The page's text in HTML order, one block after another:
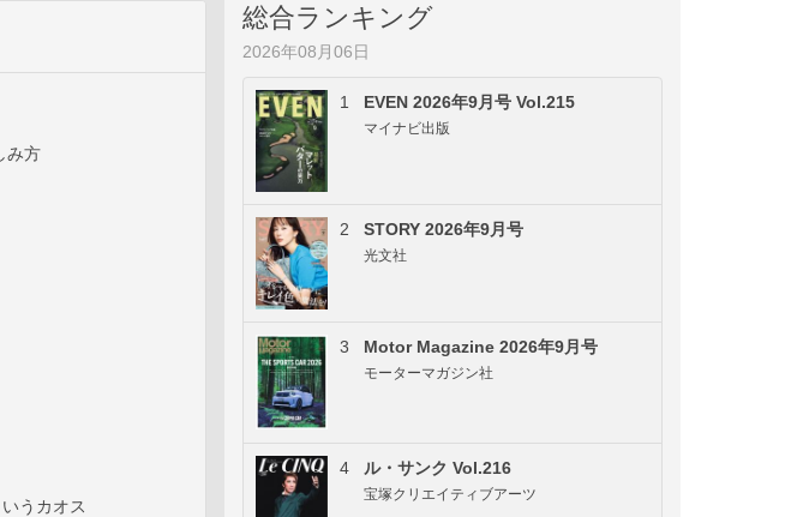
み方
うカオス
総合ランキング
2026年08月06日
1 EVEN 2026年9月号 Vol.215
マイナビ出版
2 STORY 2026年9月号
光文社
3 Motor Magazine 2026年9月号
モーターマガジン社
4 ル・サンク Vol.216
宝塚クリエイティブアーツ